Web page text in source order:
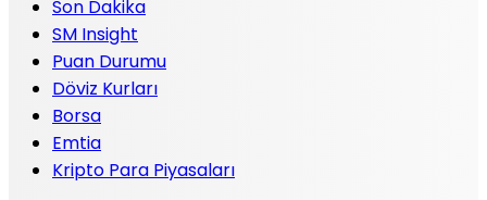
Son Dakika
SM Insight
Puan Durumu
Döviz Kurları
Borsa
Emtia
Kripto Para Piyasaları